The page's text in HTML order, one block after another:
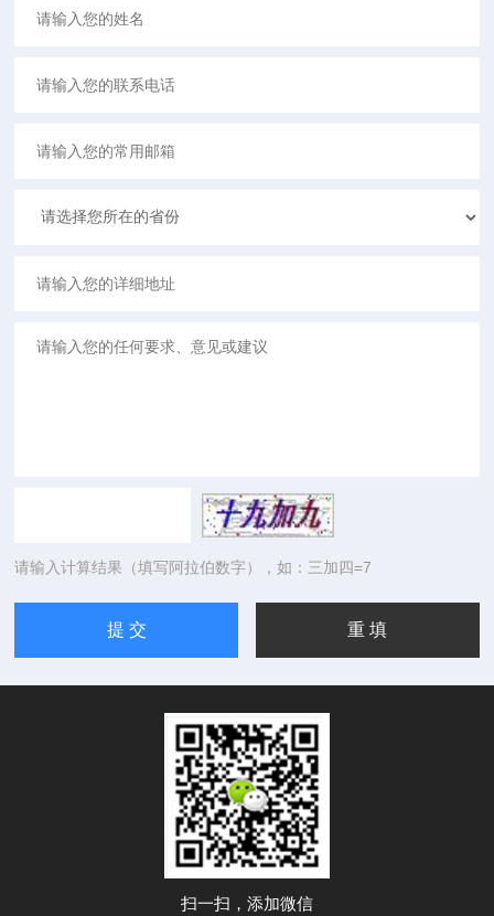
请输入计算结果（填写阿拉伯数字），如：三加四=7
扫一扫，添加微信